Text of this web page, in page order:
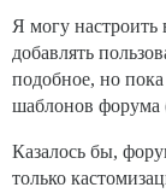
Я могу
добавлять
подобное, но
шаблонов форума
Казалось бы,
только